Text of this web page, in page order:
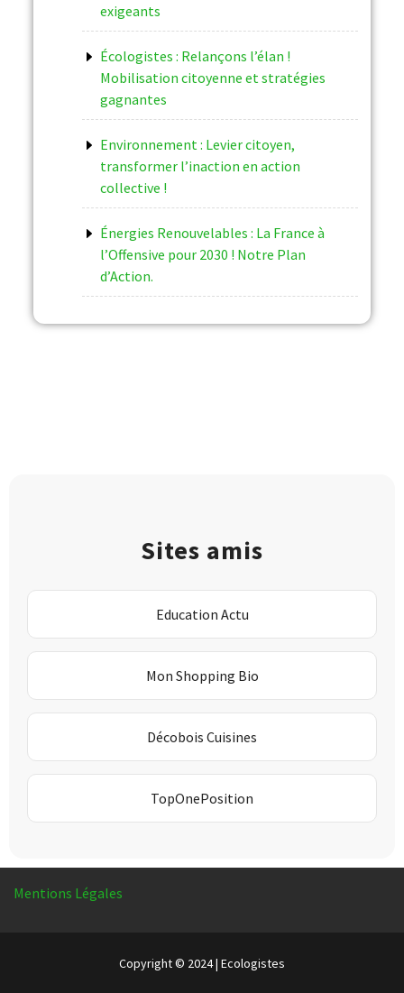
exigeants
Écologistes : Relançons l’élan !
Mobilisation citoyenne et stratégies
gagnantes
Environnement : Levier citoyen,
transformer l’inaction en action
collective !
Énergies Renouvelables : La France à
l’Offensive pour 2030 ! Notre Plan
d’Action.
Sites amis
Education Actu
Mon Shopping Bio
Décobois Cuisines
TopOnePosition
Mentions Légales
Copyright © 2024 | Ecologistes